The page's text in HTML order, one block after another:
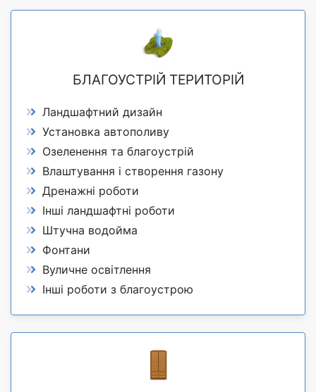
БЛАГОУСТРІЙ ТЕРИТОРІЙ
Ландшафтний дизайн
Установка автополиву
Озеленення та благоустрій
Влаштування і створення газону
Дренажні роботи
Інші ландшафтні роботи
Штучна водойма
Фонтани
Вуличне освітлення
Інші роботи з благоустрою